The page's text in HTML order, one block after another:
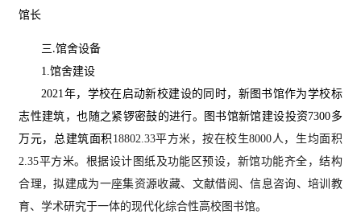
馆长
三.馆舍设备
1.馆舍建设
2021年，学校在启动新校建设的同时，新图书馆作为学校标
志性建筑，也随之紧锣密鼓的进行。图书馆新馆建设投资7300多
万元，总建筑面积 18802.33平方米，按在校生8000人，生均面积
2.35平方米。根据设计图纸及功能区预设，新馆功能齐全，结构
合理，拟建成为一座集资源收藏、文献借阅、信息咨询、培训教
育、学术研究于一体的现代化综合性高校图书馆。